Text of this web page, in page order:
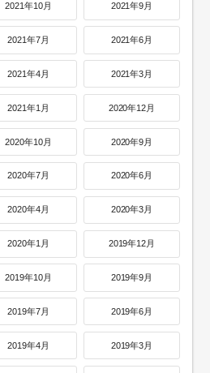
2021年10月 2021年9月
2021年7月 2021年6月
2021年4月 2021年3月
2021年1月 2020年12月
2020年10月 2020年9月
2020年7月 2020年6月
2020年4月 2020年3月
2020年1月 2019年12月
2019年10月 2019年9月
2019年7月 2019年6月
2019年4月 2019年3月